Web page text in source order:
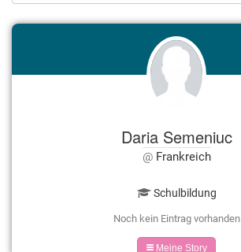
Daria Semeniuc
Frankreich
Schulbildung
Noch kein Eintrag vorhanden
Meine Story